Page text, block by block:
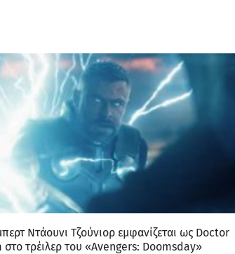
Ντάουνι Τζούνιορ εμφανίζεται ως Doctor
στο τρέιλερ του «Avengers: Doomsday»